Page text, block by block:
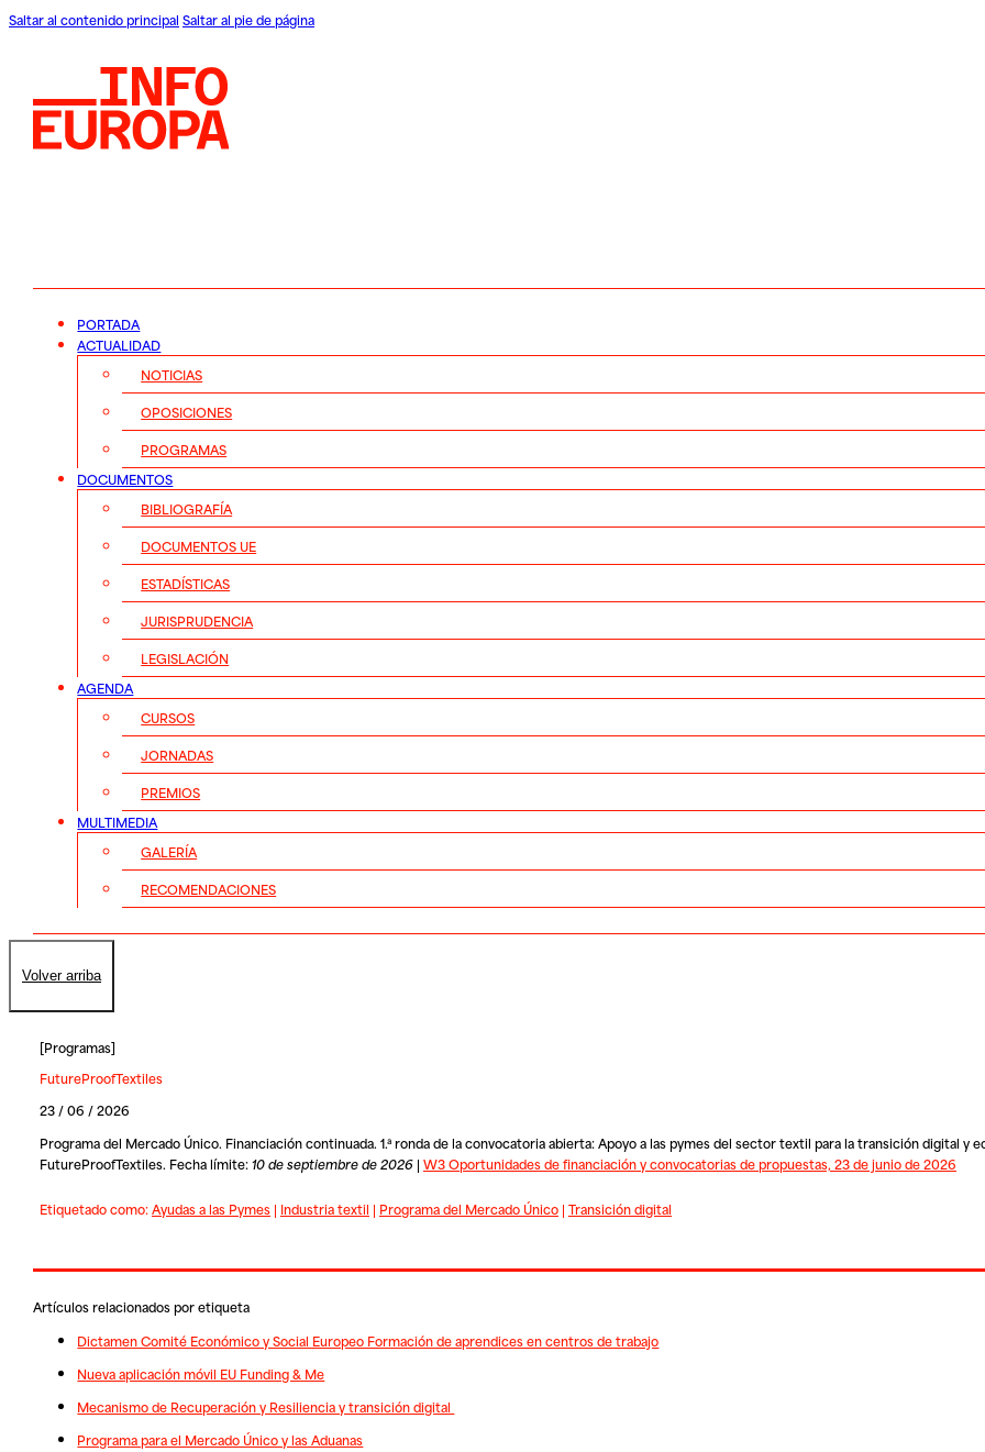
Saltar al contenido principal Saltar al pie de página
PORTADA
ACTUALIDAD
NOTICIAS
OPOSICIONES
PROGRAMAS
DOCUMENTOS
BIBLIOGRAFÍA
DOCUMENTOS UE
ESTADÍSTICAS
JURISPRUDENCIA
LEGISLACIÓN
AGENDA
CURSOS
JORNADAS
PREMIOS
MULTIMEDIA
GALERÍA
RECOMENDACIONES
Volver arriba
[Programas]
FutureProofTextiles
23 / 06 / 2026
Programa del Mercado Único. Financiación continuada. 1.ª ronda de la convocatoria abierta: Apoyo a las pymes del sector textil para la transición digital y
FutureProofTextiles. Fecha límite:10 de septiembre de 2026| W3 Oportunidades de financiación y convocatorias de propuestas, 23 de junio de 2026
Etiquetado como:Ayudas a las Pymes| Industria textil | Programa del Mercado Único| Transición digital
Artículos relacionados por etiqueta
Dictamen Comité Económico y Social Europeo Formación de aprendices en centros de trabajo
Nueva aplicación móvil EU Funding & Me
Mecanismo de Recuperación y Resiliencia y transición digital
Programa para el Mercado Único y las Aduanas